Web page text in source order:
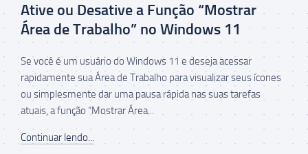
Ative ou Desative a Função “Mostrar
Área de Trabalho” no Windows 11
Se você é um usuário do Windows 11 e deseja acessar
rapidamente sua Área de Trabalho para visualizar seus ícones
ou simplesmente dar uma pausa rápida nas suas tarefas
atuais, a função “Mostrar Área...
Continuar lendo...